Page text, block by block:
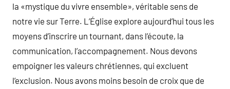
la «mystique du vivre ensemble», véritable sens de
notre vie sur Terre. L’Église explore aujourd’hui tous les
moyens d’inscrire un tournant, dans l’écoute, la
communication, l’accompagnement. Nous devons
empoigner les valeurs chrétiennes, qui excluent
l’exclusion. Nous avons moins besoin de croix que de